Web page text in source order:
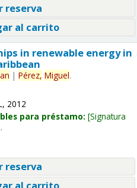
reserva
al carrito
in renewable energy in
| Pérez, Miguel.
2012
para préstamo: Signatura
reserva
al carrito